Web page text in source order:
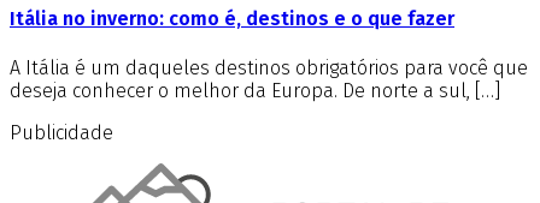
Itália no inverno: como é, destinos e o que fazer
A Itália é um daqueles destinos obrigatórios para você que
deseja conhecer o melhor da Europa. De norte a sul, […]
Publicidade